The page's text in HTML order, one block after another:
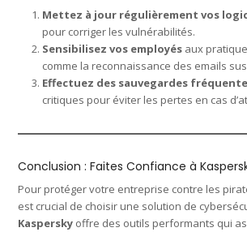
Mettez à jour régulièrement vos
pour corriger les vulnérabilités.
Sensibilisez vos employés aux
comme la reconnaissance des emails
Effectuez des sauvegardes
critiques pour éviter les pertes en cas
Conclusion : Faites Confiance à
Pour protéger votre entreprise contre les
est crucial de choisir une solution de
Kaspersky offre des outils performants qui